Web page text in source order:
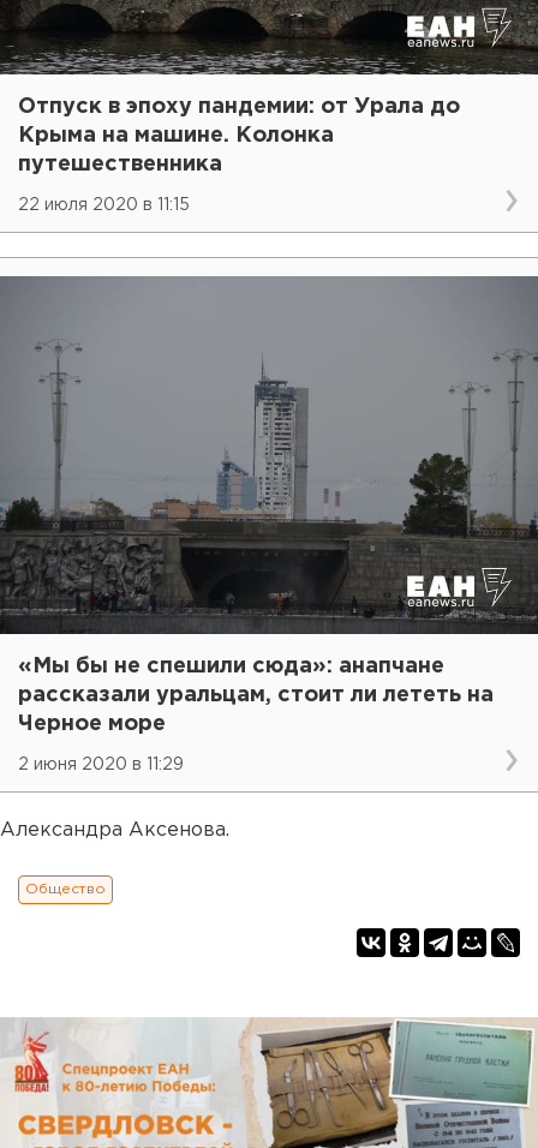
Отпуск в эпоху пандемии: от Урала до
Крыма на машине. Колонка
путешественника
22 июля 2020 в 11:15
«Мы бы не спешили сюда»: анапчане
рассказали уральцам, стоит ли лететь на
Черное море
2 июня 2020 в 11:29
Александра Аксенова.
Общество